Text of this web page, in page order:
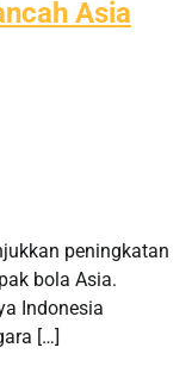
Asia
peningkatan
bola Asia.
Indonesia
[…]